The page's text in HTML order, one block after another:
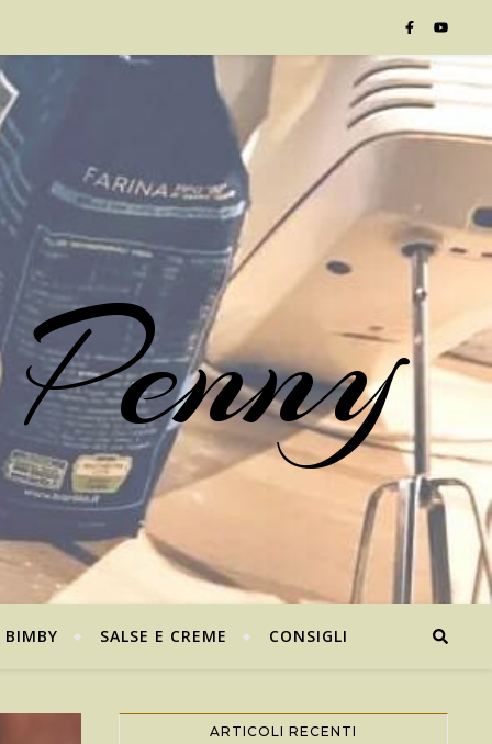
BIMBY SALSE E CREME CONSIGLI
ARTICOLI RECENTI